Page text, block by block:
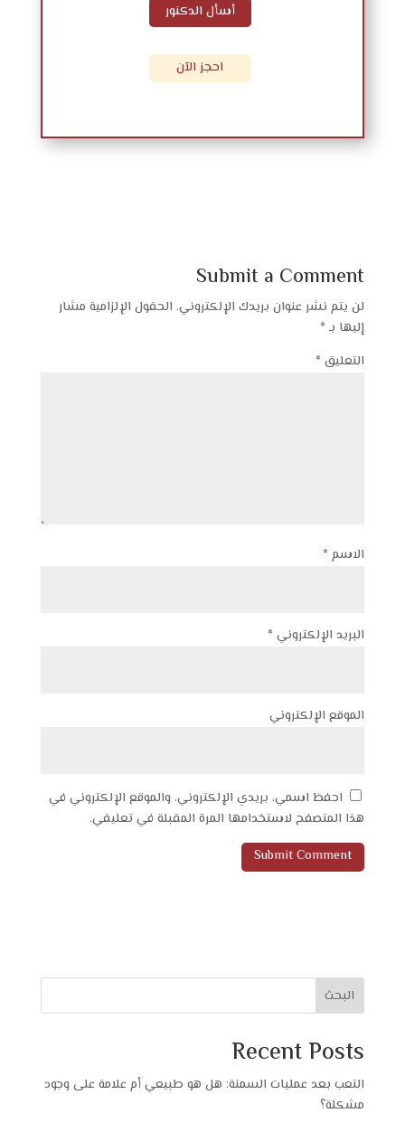
أسأل الدكتور
احجز الآن
Submit a Comment
لن يتم نشر عنوان بريدك الإلكتروني. الحقول الإلزامية مشار
إليها بـ*
التعليق *
الاسم *
البريد الإلكتروني *
الموقع الإلكتروني
احفظ اسمي، بريدي الإلكتروني، والموقع الإلكتروني في
هذا المتصفح لاستخدامها المرة المقبلة في تعليقي.
البحث
Recent Posts
التعب بعد عمليات السمنة: هل هو طبيعي أم علامة على وجود
مشكلة؟